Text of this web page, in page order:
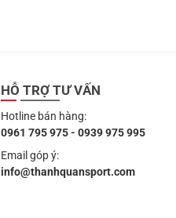
HỖ TRỢ TƯ VẤN
Hotline bán hàng:
0961 795 975 - 0939 975 995
Email góp ý:
info@thanhquansport.com